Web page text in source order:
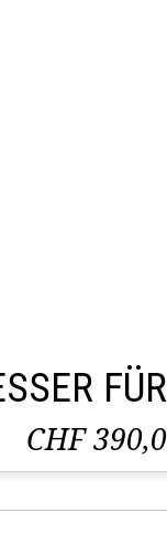
CHF